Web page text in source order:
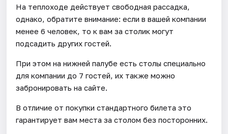
На теплоходе действует свободная рассадка,
однако, обратите внимание: если в вашей компании
менее 6 человек, то к вам за столик могут
подсадить других гостей.
При этом на нижней палубе есть столы специально
для компании до 7 гостей, их также можно
забронировать на сайте.
В отличие от покупки стандартного билета это
гарантирует вам места за столом без посторонних.